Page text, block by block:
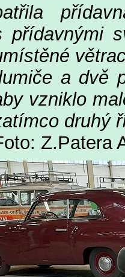
přídavnými
a dvě
vzniklo
druhý
Z.Patera